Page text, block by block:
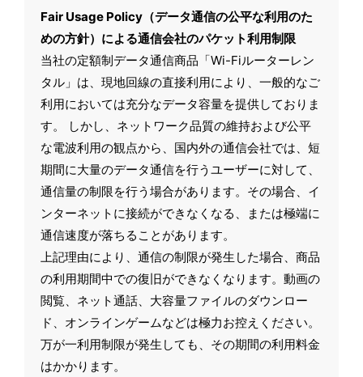
Fair Usage Policy（データ通信の公平な利用のた
めの方針）による通信会社のパケット利用制限
当社の定額制データ通信商品「Wi-Fiルーターレン
タル」は、現地回線の直接利用により、一般的なご
利用においては充分なデータ容量を提供しておりま
す。 しかし、ネットワーク品質の維持および公平
な電波利用の観点から、国内外の通信会社では、短
期間に大量のデータ通信を行うユーザーに対して、
通信量の制限を行う場合があります。その場合、イ
ンターネットに接続ができなくなる、または極端に
通信速度が落ちることがあります。
上記理由により、通信の制限が発生した場合、商品
の利用期間中での復旧ができなくなります。動画の
閲覧、ネット通話、大容量ファイルのダウンロー
ド、オンラインゲームなどは極力お控えください。
万が一利用制限が発生しても、その期間の利用料金
はかかります。